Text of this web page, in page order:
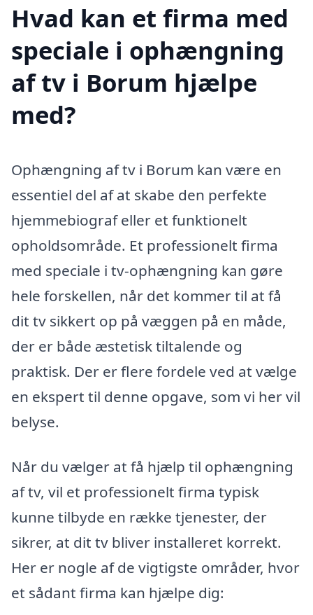
Hvad kan et firma med
speciale i ophængning
af tv i Borum hjælpe
med?
Ophængning af tv i Borum kan være en
essentiel del af at skabe den perfekte
hjemmebiograf eller et funktionelt
opholdsområde. Et professionelt firma
med speciale i tv-ophængning kan gøre
hele forskellen, når det kommer til at få
dit tv sikkert op på væggen på en måde,
der er både æstetisk tiltalende og
praktisk. Der er flere fordele ved at vælge
en ekspert til denne opgave, som vi her vil
belyse.
Når du vælger at få hjælp til ophængning
af tv, vil et professionelt firma typisk
kunne tilbyde en række tjenester, der
sikrer, at dit tv bliver installeret korrekt.
Her er nogle af de vigtigste områder, hvor
et sådant firma kan hjælpe dig: